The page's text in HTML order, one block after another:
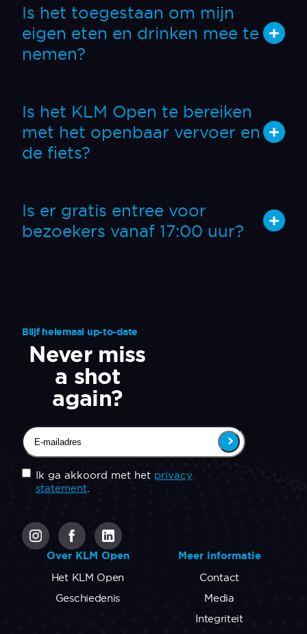
Is het toegestaan om mijn
eigen eten en drinken mee te
nemen?
Is het KLM Open te bereiken
met het openbaar vervoer en
de fiets?
Is er gratis entree voor
bezoekers vanaf 17:00 uur?
Blijf helemaal up-to-date
Never miss
a shot
again?
Email(Vereist)
Untitled (Vereist)
Ik ga akkoord met het privacy
statement.
Over KLM Open
Het KLM Open
Geschiedenis
Meer informatie
Contact
Media
Integriteit